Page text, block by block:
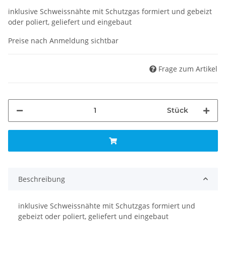
inklusive Schweissnähte mit Schutzgas formiert und gebeizt
oder poliert, geliefert und eingebaut
Preise nach Anmeldung sichtbar
Frage zum Artikel
Stück
Beschreibung
inklusive Schweissnähte mit Schutzgas formiert und
gebeizt oder poliert, geliefert und eingebaut